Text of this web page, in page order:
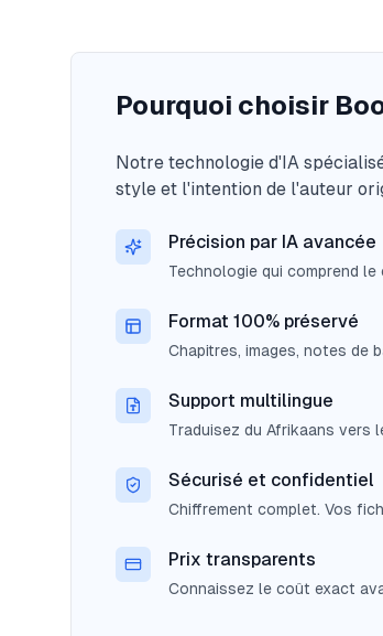
Pourquoi choisir
Notre technologie d'IA
style et l'intention de l'auteur
Précision par IA avancée
Technologie qui comprend
Format 100% préservé
Chapitres, images, notes de
Support multilingue
Traduisez du Afrikaans vers
Sécurisé et confidentiel
Chiffrement complet. Vos
Prix transparents
Connaissez le coût exact